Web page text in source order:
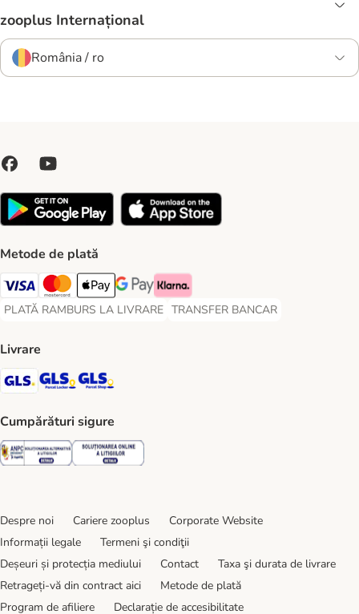
zooplus Internațional
România / ro
Metode de plată
Visa Payment Method
Master Card Payment Method
Apple Pay Payment Method
Google Pay Payment Method
Klarna Payment Method
PLATĂ RAMBURS LA LIVRARE
PLATĂ RAMBURS LA LIVRARE Payment Method
TRANSFER BANCAR
TRANSFER BANCAR Payment
Livrare
GLS Shipping Method
GLS Locker Shipping Method
Cumpărături sigure
Security Security
Despre noi Cariere zooplus
Corporate Website
Informații legale
Termeni şi condiţii
Deșeuri și protecția mediului
Contact
Taxa şi durata de livrare
Retrageți-vă din contract aici
Metode de plată
Program de afiliere
Declarație de accesibilitate